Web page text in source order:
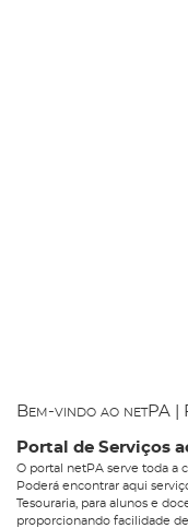
Bem-vindo ao netPA
Portal de Serviços
O portal netPA serve toda a
Poderá encontrar aqui
Tesouraria, para alunos e
proporcionando facilidade